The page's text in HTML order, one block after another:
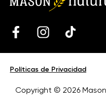
Copyright © 2026
Políticas de Privacidad